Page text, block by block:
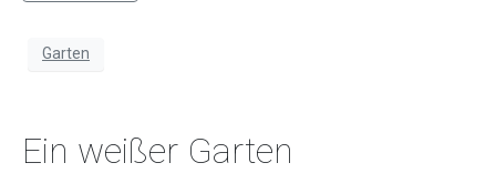
Garten
Ein weißer Garten